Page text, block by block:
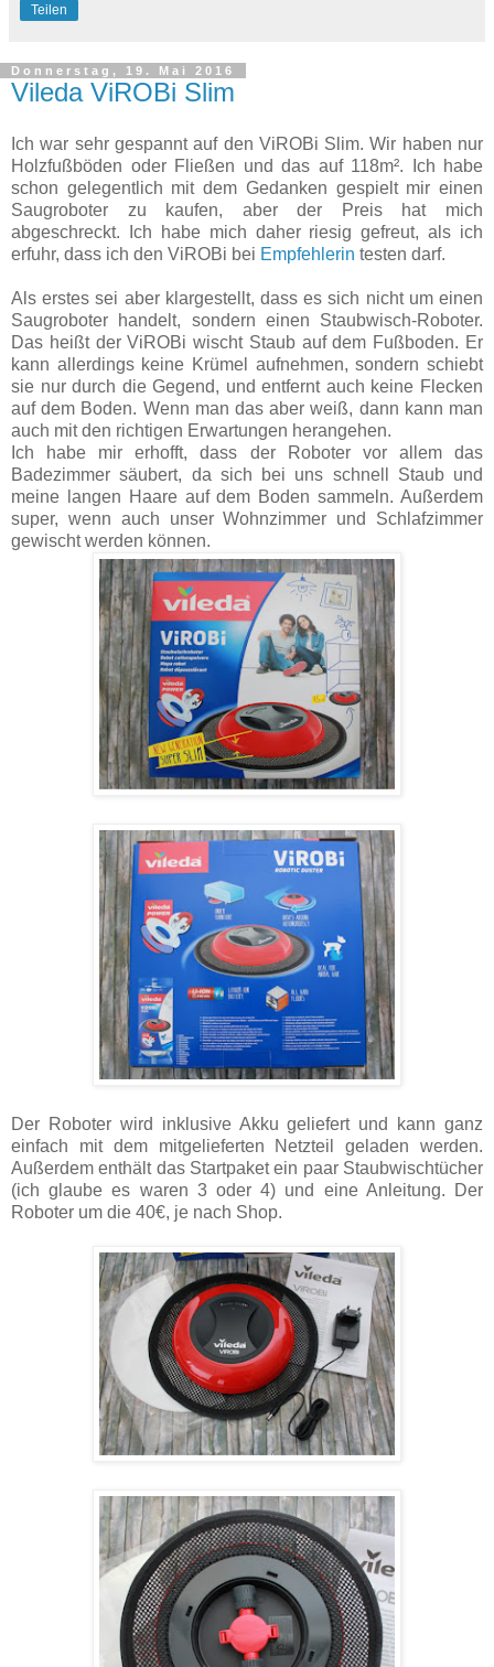
Teilen
Donnerstag, 19. Mai 2016
Vileda ViROBi Slim
Ich war sehr gespannt auf den ViROBi Slim. Wir haben nur
Holzfußböden oder Fließen und das auf 118m². Ich habe
schon gelegentlich mit dem Gedanken gespielt mir einen
Saugroboter zu kaufen, aber der Preis hat mich
abgeschreckt. Ich habe mich daher riesig gefreut, als ich
erfuhr, dass ich den ViROBi bei Empfehlerin testen darf.
Als erstes sei aber klargestellt, dass es sich nicht um einen
Saugroboter handelt, sondern einen Staubwisch-Roboter.
Das heißt der ViROBi wischt Staub auf dem Fußboden. Er
kann allerdings keine Krümel aufnehmen, sondern schiebt
sie nur durch die Gegend, und entfernt auch keine Flecken
auf dem Boden. Wenn man das aber weiß, dann kann man
auch mit den richtigen Erwartungen herangehen.
Ich habe mir erhofft, dass der Roboter vor allem das
Badezimmer säubert, da sich bei uns schnell Staub und
meine langen Haare auf dem Boden sammeln. Außerdem
super, wenn auch unser Wohnzimmer und Schlafzimmer
gewischt werden können.
Der Roboter wird inklusive Akku geliefert und kann ganz
einfach mit dem mitgelieferten Netzteil geladen werden.
Außerdem enthält das Startpaket ein paar Staubwischtücher
(ich glaube es waren 3 oder 4) und eine Anleitung. Der
Roboter um die 40€, je nach Shop.